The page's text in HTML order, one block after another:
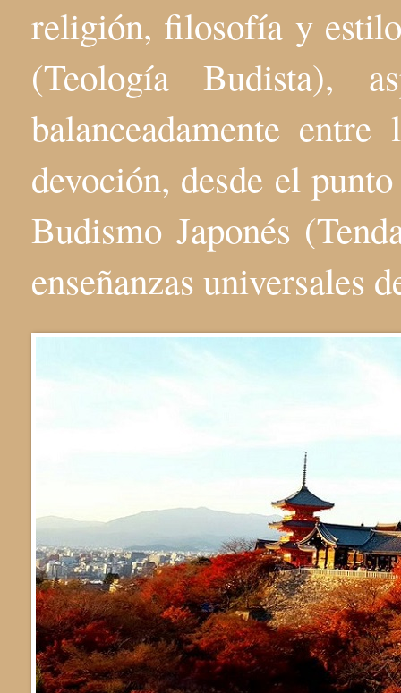
religión, filosofía y
(Teología Budista),
balanceadamente
devoción, desde el
Budismo Japonés
enseñanzas universales